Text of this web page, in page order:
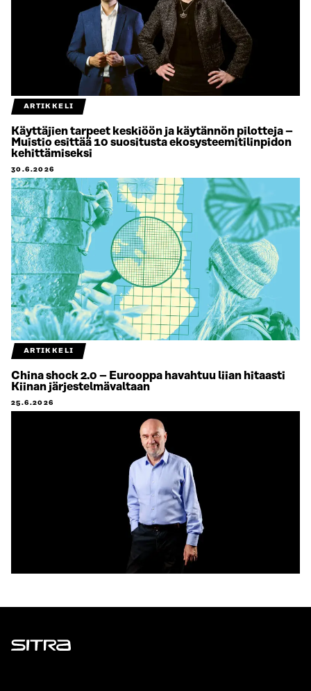
ARTIKKELI
Käyttäjien tarpeet keskiöön ja käytännön pilotteja –
Muistio esittää 10 suositusta ekosysteemitilinpidon
kehittämiseksi
30.6.2026
ARTIKKELI
China shock 2.0 – Eurooppa havahtuu liian hitaasti
Kiinan järjestelmävaltaan
25.6.2026
Sitra